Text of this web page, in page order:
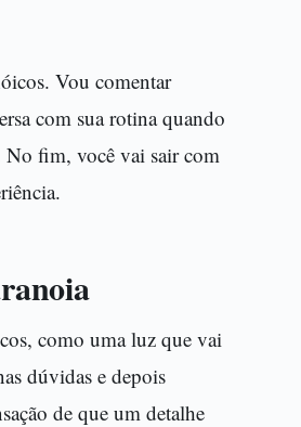
Vou comentar
com sua rotina quando
No fim, você vai sair com
como uma luz que vai
dúvidas e depois
de que um detalhe